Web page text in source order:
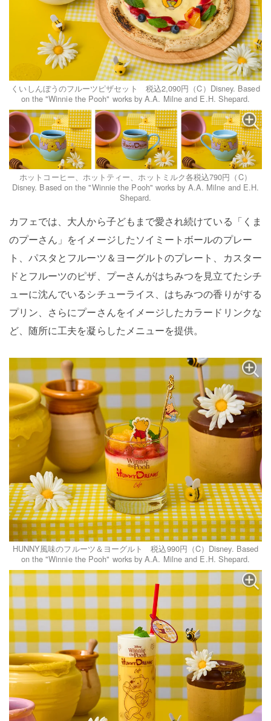
くいしんぼうのフルーツピザセット 税込2,090円（C）Disney. Based
on the "Winnie the Pooh" works by A.A. Milne and E.H. Shepard.
ホットコーヒー、ホットティー、ホットミルク各税込790円（C）
Disney. Based on the "Winnie the Pooh" works by A.A. Milne and E.H.
Shepard.
カフェでは、大人から子どもまで愛され続けている「くま
のプーさん」をイメージしたソイミートボールのプレー
ト、パスタとフルーツ＆ヨーグルトのプレート、カスター
ドとフルーツのピザ、プーさんがはちみつを見立てたシチ
ューに沈んでいるシチューライス、はちみつの香りがする
プリン、さらにプーさんをイメージしたカラードリンクな
ど、随所に工夫を凝らしたメニューを提供。
HUNNY風味のフルーツ＆ヨーグルト 税込990円（C）Disney. Based
on the "Winnie the Pooh" works by A.A. Milne and E.H. Shepard.